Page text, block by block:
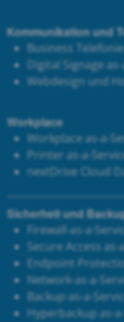
Kommunikation und
Business Telefonie
Digital Signage
Webdesign und
Workplace
Workplace as-a-
Printer as-a-
nextDrive Cloud
Sicherheit und
Firewall-as-a-
Secure Access as-
Endpoint
Network-as-a-
Backup-as-a-
Hyperbackup as-